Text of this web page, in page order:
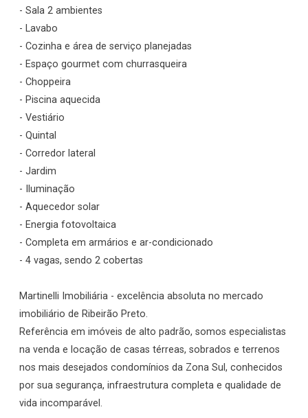
- Sala 2 ambientes
- Lavabo
- Cozinha e área de serviço planejadas
- Espaço gourmet com churrasqueira
- Choppeira
- Piscina aquecida
- Vestiário
- Quintal
- Corredor lateral
- Jardim
- Iluminação
- Aquecedor solar
- Energia fotovoltaica
- Completa em armários e ar-condicionado
- 4 vagas, sendo 2 cobertas
Martinelli Imobiliária - excelência absoluta no mercado
imobiliário de Ribeirão Preto.
Referência em imóveis de alto padrão, somos especialistas
na venda e locação de casas térreas, sobrados e terrenos
nos mais desejados condomínios da Zona Sul, conhecidos
por sua segurança, infraestrutura completa e qualidade de
vida incomparável.